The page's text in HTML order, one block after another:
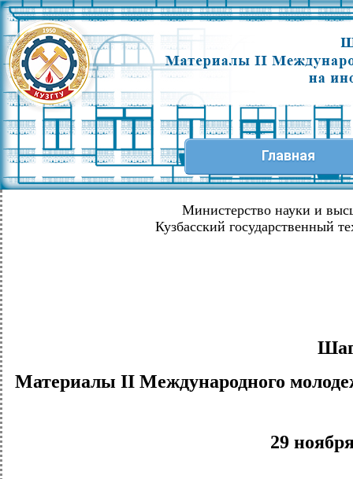
Главная
Министерство науки и
Кузбасский государственный
Материалы II Международного
29